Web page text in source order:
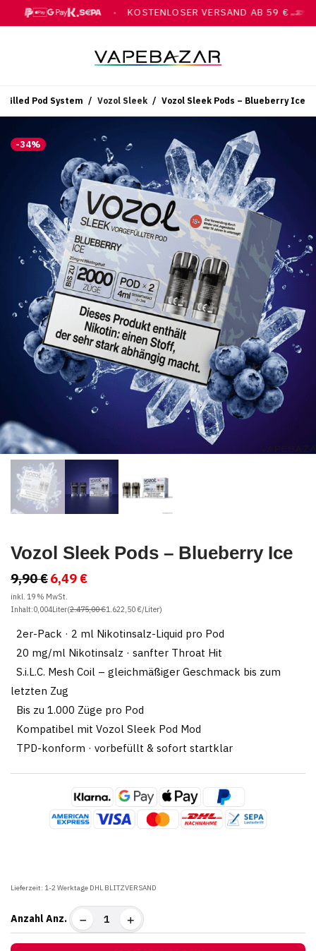
GOOGLE PAY, KLARNA, ÜBERWEISUNGKOSTENLOSER VERSAND AB 59 €
MIT DHL
Pod System / Vozol Sleek / Vozol Sleek Pods – Blueberry Ice
-34%
Vozol Sleek Pods – Blueberry Ice
9,90€ Ursprünglicher
Preis
war:
9,90 €
6,49 €
6,49 €.
inkl. 19 % MwSt.
Inhalt:0,004Liter(2.475,00€1.622,50 €/Liter)
2er-Pack · 2 ml Nikotinsalz-Liquid pro Pod
20 mg/ml Nikotinsalz · sanfter Throat Hit
S.i.L.C. Mesh Coil – gleichmäßiger Geschmack bis zum
letzten Zug
Bis zu 1.000 Züge pro Pod
Kompatibel mit Vozol Sleek Pod Mod
TPD-konform · vorbefüllt & sofort startklar
Lieferzeit: 1-2 Werktage DHL BLITZVERSAND
AnzahlAnz.